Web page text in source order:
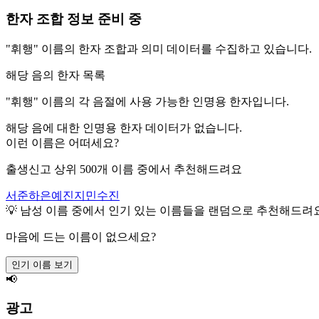
한자 조합 정보 준비 중
"휘행" 이름의 한자 조합과 의미 데이터를 수집하고 있습니다.
해당 음의 한자 목록
"휘행" 이름의 각 음절에 사용 가능한 인명용 한자입니다.
해당 음에 대한 인명용 한자 데이터가 없습니다.
이런 이름은 어떠세요?
출생신고 상위 500개 이름 중에서 추천해드려요
서준하은예진지민수진
💡 남성 이름 중에서 인기 있는 이름들을 랜덤으로 추천해드려
마음에 드는 이름이 없으세요?
인기 이름 보기
📢
광고